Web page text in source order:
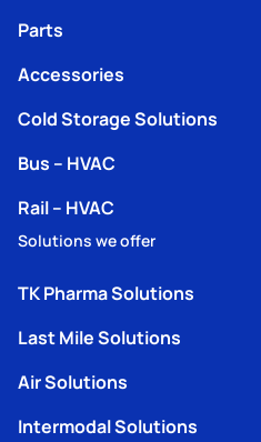
Parts
Accessories
Cold Storage Solutions
Bus – HVAC
Rail – HVAC
Solutions we offer
TK Pharma Solutions
Last Mile Solutions
Air Solutions
Intermodal Solutions